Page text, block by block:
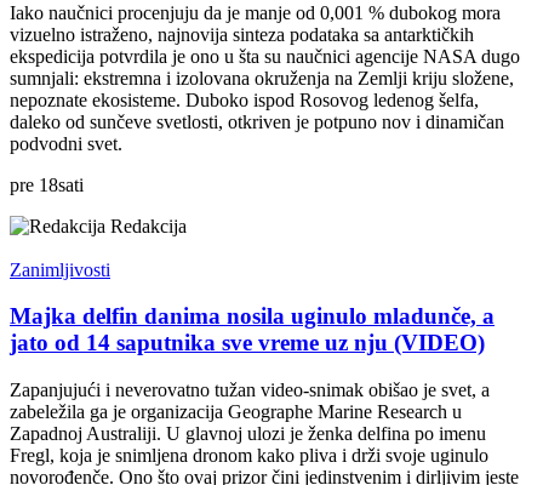
Iako naučnici procenjuju da je manje od 0,001 % dubokog mora
vizuelno istraženo, najnovija sinteza podataka sa antarktičkih
ekspedicija potvrdila je ono u šta su naučnici agencije NASA dugo
sumnjali: ekstremna i izolovana okruženja na Zemlji kriju složene,
nepoznate ekosisteme. Duboko ispod Rosovog ledenog šelfa,
daleko od sunčeve svetlosti, otkriven je potpuno nov i dinamičan
podvodni svet.
pre 18sati
Redakcija
Zanimljivosti
Majka delfin danima nosila uginulo mladunče, a
jato od 14 saputnika sve vreme uz nju (VIDEO)
Zapanjujući i neverovatno tužan video-snimak obišao je svet, a
zabeležila ga je organizacija Geographe Marine Research u
Zapadnoj Australiji. U glavnoj ulozi je ženka delfina po imenu
Fregl, koja je snimljena dronom kako pliva i drži svoje uginulo
novorođenče. Ono što ovaj prizor čini jedinstvenim i dirljivim jeste